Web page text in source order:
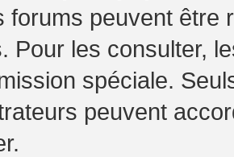
forums peuvent être
Pour les consulter,
spéciale.
peuvent